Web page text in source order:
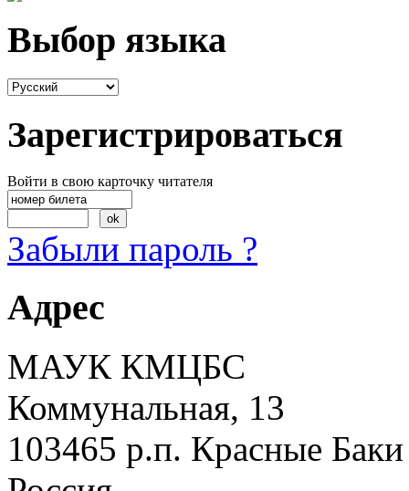
Выбор языка
Зарегистрироваться
Войти в свою карточку читателя
Забыли пароль ?
Адрес
МАУК КМЦБС
Коммунальная, 13
103465 р.п. Красные Баки